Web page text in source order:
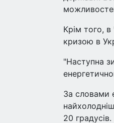
Крім того,
кризою в
"Наступна
За словами
20 градусів.